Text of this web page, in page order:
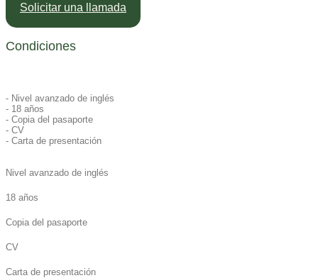
Solicitar una llamada
Condiciones
- Nivel avanzado de inglés
- 18 años
- Copia del pasaporte
- CV
- Carta de presentación
Nivel avanzado de inglés
18 años
Copia del pasaporte
CV
Carta de presentación